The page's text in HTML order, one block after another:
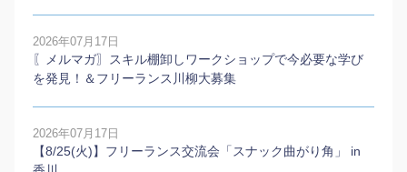
2026年07月17日
〖メルマガ〗スキル棚卸しワークショップで今必要な学び
を発見！＆フリーランス川柳大募集
2026年07月17日
【8/25(火)】フリーランス交流会「スナック曲がり角」 in